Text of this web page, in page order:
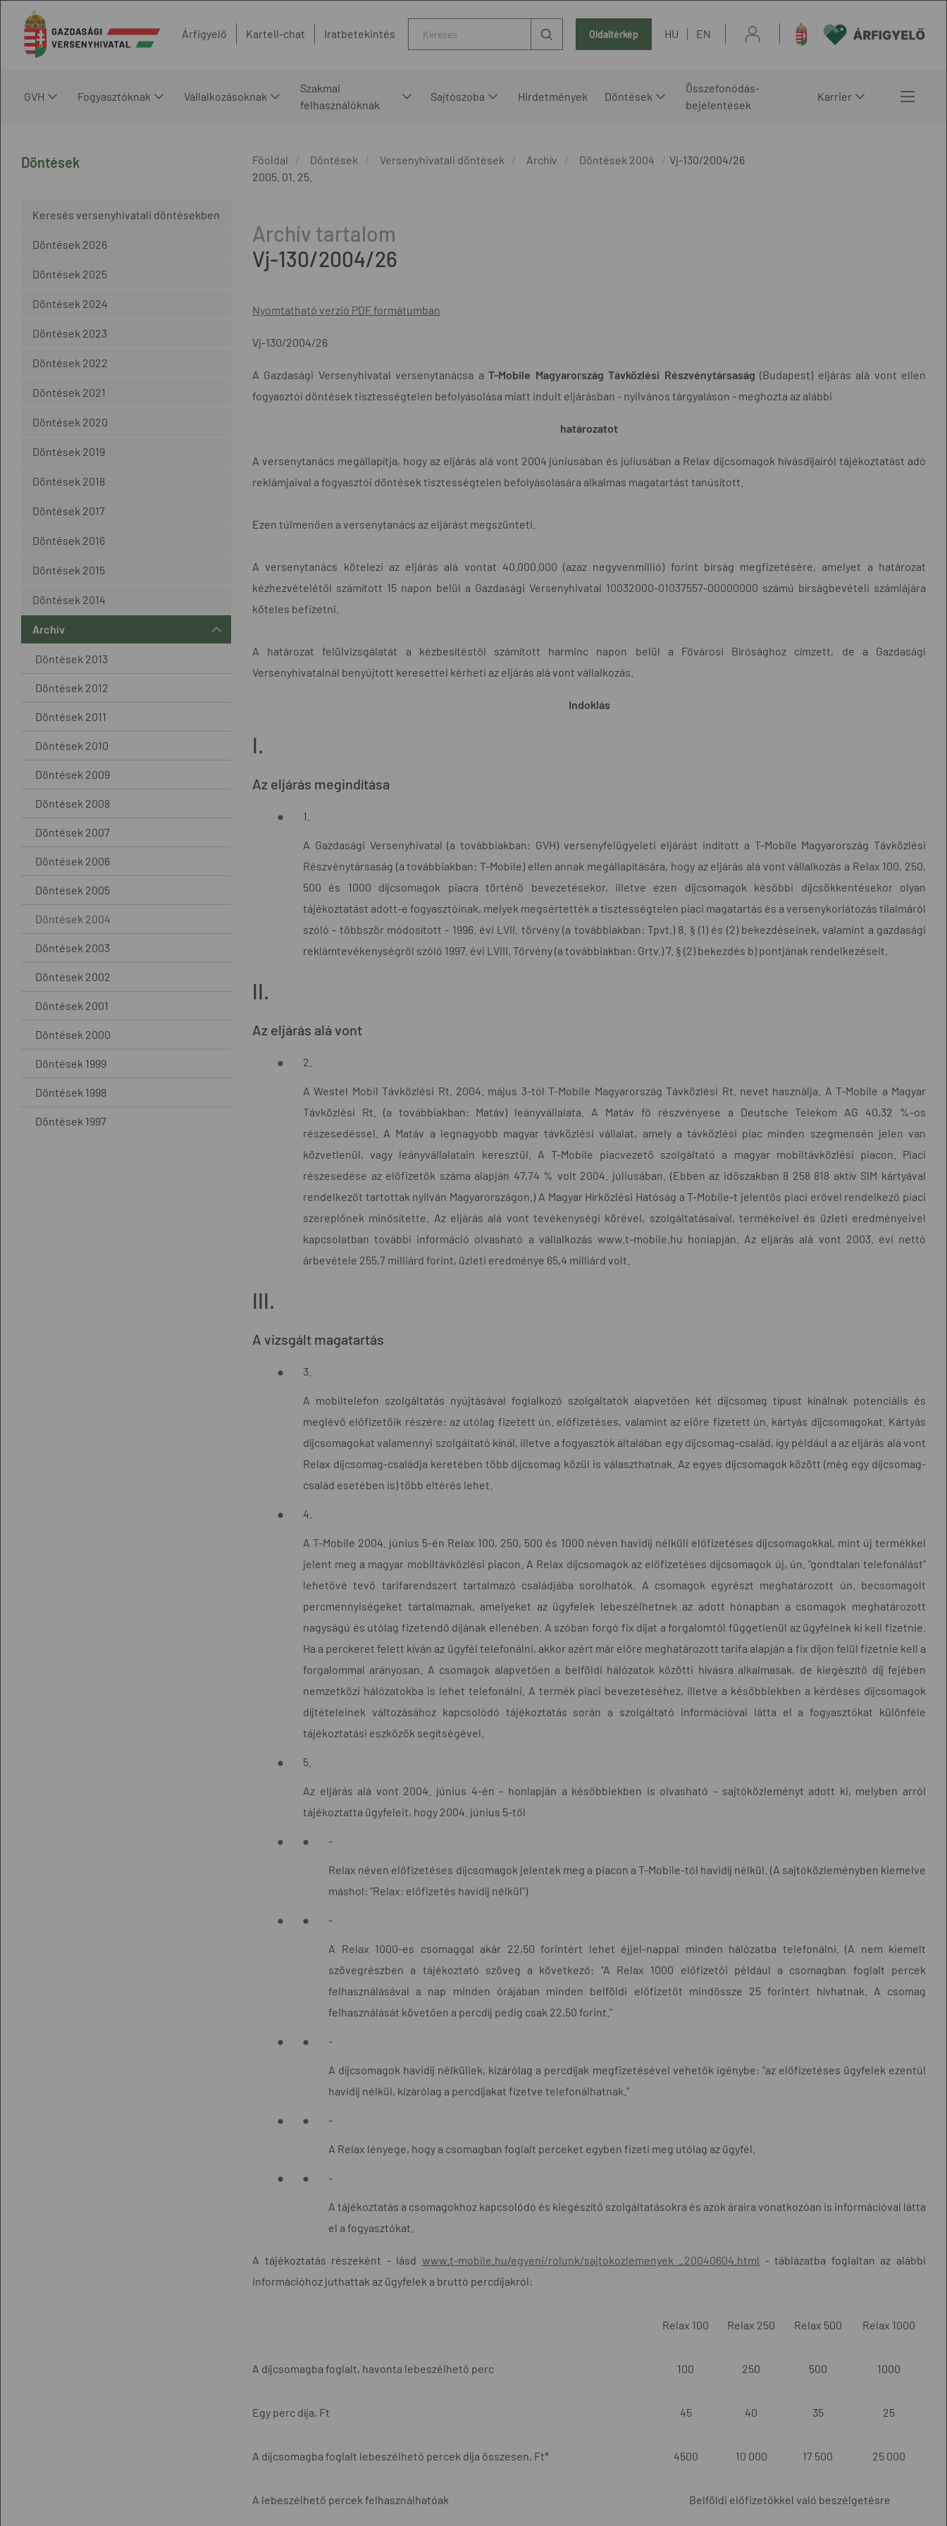
Árfigyelő Kartell-chat Iratbetekintés Oldaltérkép HU EN
GVH Fogyasztóknak Vállalkozásoknak
Szakmai
felhasználóknak
Sajtószoba Hirdetmények Döntések
Összefonódás-
bejelentések
Karrier
Döntések
Keresés versenyhivatali döntésekben
Döntések 2026
Döntések 2025
Döntések 2024
Döntések 2023
Döntések 2022
Döntések 2021
Döntések 2020
Döntések 2019
Döntések 2018
Döntések 2017
Döntések 2016
Döntések 2015
Döntések 2014
Archív
Döntések 2013
Döntések 2012
Döntések 2011
Döntések 2010
Döntések 2009
Döntések 2008
Döntések 2007
Döntések 2006
Döntések 2005
Döntések 2004
Döntések 2003
Döntések 2002
Döntések 2001
Döntések 2000
Döntések 1999
Döntések 1998
Döntések 1997
Főoldal Döntések Versenyhivatali döntések Archív Döntések 2004
Vj-130/2004/26
2005. 01. 25.
Vj-130/2004/26
Nyomtatható verzió PDF formátumban
Vj-130/2004/26
A Gazdasági Versenyhivatal versenytanácsa aT-Mobile Magyarország Távközlési Részvénytársaság (Budapest) eljárás alá vont ellen
fogyasztói döntések tisztességtelen befolyásolása miatt indult eljárásban - nyilvános tárgyaláson - meghozta az alábbi
határozatot
A versenytanács megállapítja, hogy az eljárás alá vont 2004 júniusában és júliusában a Relax díjcsomagok hívásdíjairól tájékoztatást adó
reklámjaival a fogyasztói döntések tisztességtelen befolyásolására alkalmas magatartást tanúsított.
Ezen túlmenően a versenytanács az eljárást megszünteti.
A versenytanács kötelezi az eljárás alá vontat 40.000.000 (azaz negyvenmillió) forint bírság megfizetésére, amelyet a határozat
kézhezvételétől számított 15 napon belül a Gazdasági Versenyhivatal 10032000-01037557-00000000 számú bírságbevételi számlájára
köteles befizetni.
A határozat felülvizsgálatát a kézbesítéstől számított harminc napon belül a Fővárosi Bírósághoz címzett, de a Gazdasági
Versenyhivatalnál benyújtott keresettel kérheti az eljárás alá vont vállalkozás.
Indoklás
I.
Az eljárás megindítása
1.
A Gazdasági Versenyhivatal (a továbbiakban: GVH) versenyfelügyeleti eljárást indított a T-Mobile Magyarország Távközlési
Részvénytársaság (a továbbiakban: T-Mobile) ellen annak megállapítására, hogy az eljárás alá vont vállalkozás a Relax 100, 250,
500 és 1000 díjcsomagok piacra történő bevezetésekor, illetve ezen díjcsomagok későbbi díjcsökkentésekor olyan
tájékoztatást adott-e fogyasztóinak, melyek megsértették a tisztességtelen piaci magatartás és a versenykorlátozás tilalmáról
szóló - többször módosított - 1996. évi LVII. törvény (a továbbiakban: Tpvt.) 8. § (1) és (2) bekezdéseinek, valamint a gazdasági
reklámtevékenységről szóló 1997. évi LVIII. Törvény (a továbbiakban: Grtv.) 7. § (2) bekezdés b) pontjának rendelkezéseit.
II.
Az eljárás alá vont
2.
A Westel Mobil Távközlési Rt. 2004. május 3-tól T-Mobile Magyarország Távközlési Rt. nevet használja. A T-Mobile a Magyar
Távközlési Rt. (a továbbiakban: Matáv) leányvállalata. A Matáv fő részvényese a Deutsche Telekom AG 40,32 %-os
részesedéssel. A Matáv a legnagyobb magyar távközlési vállalat, amely a távközlési piac minden szegmensén jelen van
közvetlenül, vagy leányvállalatain keresztül. A T-Mobile piacvezető szolgáltató a magyar mobiltávközlési piacon. Piaci
részesedése az előfizetők száma alapján 47,74 % volt 2004. júliusában. (Ebben az időszakban 8 258 818 aktív SIM kártyával
rendelkezőt tartottak nyilván Magyarországon.) A Magyar Hírközlési Hatóság a T-Mobile-t jelentős piaci erővel rendelkező piaci
szereplőnek minősítette. Az eljárás alá vont tevékenységi körével, szolgáltatásaival, termékeivel és üzleti eredményeivel
kapcsolatban további információ olvasható a vállalkozás www.t-mobile.hu honlapján. Az eljárás alá vont 2003. évi nettó
árbevétele 255,7 milliárd forint, üzleti eredménye 65,4 milliárd volt.
III.
A vizsgált magatartás
3.
A mobiltelefon szolgáltatás nyújtásával foglalkozó szolgáltatók alapvetően két díjcsomag típust kínálnak potenciális és
meglévő előfizetőik részére: az utólag fizetett ún. előfizetéses, valamint az előre fizetett ún. kártyás díjcsomagokat. Kártyás
díjcsomagokat valamennyi szolgáltató kínál, illetve a fogyasztók általában egy díjcsomag-család, így például a az eljárás alá vont
Relax díjcsomag-családja keretében több díjcsomag közül is választhatnak. Az egyes díjcsomagok között (még egy díjcsomag-
család esetében is) több eltérés lehet.
4.
A T-Mobile 2004. június 5-én Relax 100, 250, 500 és 1000 néven havidíj nélküli előfizetéses díjcsomagokkal, mint új termékkel
jelent meg a magyar mobiltávközlési piacon. A Relax díjcsomagok az előfizetéses díjcsomagok új, ún. "gondtalan telefonálást"
lehetővé tevő tarifarendszert tartalmazó családjába sorolhatók. A csomagok egyrészt meghatározott ún. becsomagolt
percmennyiségeket tartalmaznak, amelyeket az ügyfelek lebeszélhetnek az adott hónapban a csomagok meghatározott
nagyságú és utólag fizetendő díjának ellenében. A szóban forgó fix díjat a forgalomtól függetlenül az ügyfélnek ki kell fizetnie.
Ha a perckeret felett kíván az ügyfél telefonálni, akkor azért már előre meghatározott tarifa alapján a fix díjon felül fizetnie kell a
forgalommal arányosan. A csomagok alapvetően a belföldi hálózatok közötti hívásra alkalmasak, de kiegészítő díj fejében
nemzetközi hálózatokba is lehet telefonálni. A termék piaci bevezetéséhez, illetve a későbbiekben a kérdéses díjcsomagok
díjtételeinek változásához kapcsolódó tájékoztatás során a szolgáltató információval látta el a fogyasztókat különféle
tájékoztatási eszközök segítségével.
5.
Az eljárás alá vont 2004. június 4-én - honlapján a későbbiekben is olvasható - sajtóközleményt adott ki, melyben arról
tájékoztatta ügyfeleit, hogy 2004. június 5-től
-
Relax néven előfizetéses díjcsomagok jelentek meg a piacon a T-Mobile-tól havidíj nélkül. (A sajtóközleményben kiemelve
máshol: "Relax: előfizetés havidíj nélkül")
-
A Relax 1000-es csomaggal akár 22,50 forintért lehet éjjel-nappal minden hálózatba telefonálni. (A nem kiemelt
szövegrészben a tájékoztató szöveg a következő: "A Relax 1000 előfizetői például a csomagban foglalt percek
felhasználásával a nap minden órájában minden belföldi előfizetőt mindössze 25 forintért hívhatnak. A csomag
felhasználását követően a percdíj pedig csak 22,50 forint."
-
A díjcsomagok havidíj nélküliek, kizárólag a percdíjak megfizetésével vehetők igénybe: "az előfizetéses ügyfelek ezentúl
havidíj nélkül, kizárólag a percdíjakat fizetve telefonálhatnak."
-
A Relax lényege, hogy a csomagban foglalt perceket egyben fizeti meg utólag az ügyfél.
-
A tájékoztatás a csomagokhoz kapcsolódó és kiegészítő szolgáltatásokra és azok áraira vonatkozóan is információval látta
el a fogyasztókat.
A tájékoztatás részeként - lásd www.t-mobile.hu/egyeni/rolunk/sajtokozlemenyek _20040604.html - táblázatba foglaltan az alábbi
információhoz juthattak az ügyfelek a bruttó percdíjakról:
Relax 100 Relax 250 Relax 500 Relax 1000
A díjcsomagba foglalt, havonta lebeszélhető perc 100 250 500 1000
Egy perc díja, Ft 45 40 35 25
A díjcsomagba foglalt lebeszélhető percek díja összesen, Ft* 4500 10 000 17 500 25 000
A lebeszélhető percek felhasználhatóak Belföldi előfizetőkkel való beszélgetésre